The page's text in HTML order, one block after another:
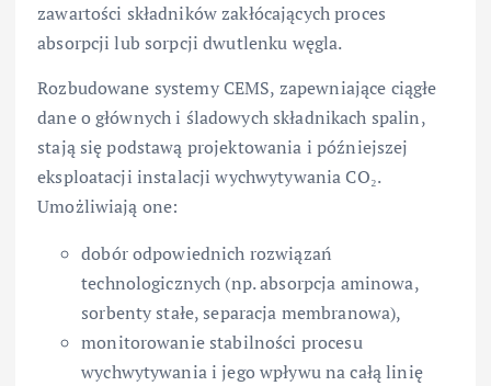
zawartości składników zakłócających proces
absorpcji lub sorpcji dwutlenku węgla.
Rozbudowane systemy CEMS, zapewniające ciągłe
dane o głównych i śladowych składnikach spalin,
stają się podstawą projektowania i późniejszej
eksploatacji instalacji wychwytywania CO₂.
Umożliwiają one:
dobór odpowiednich rozwiązań
technologicznych (np. absorpcja aminowa,
sorbenty stałe, separacja membranowa),
monitorowanie stabilności procesu
wychwytywania i jego wpływu na całą linię